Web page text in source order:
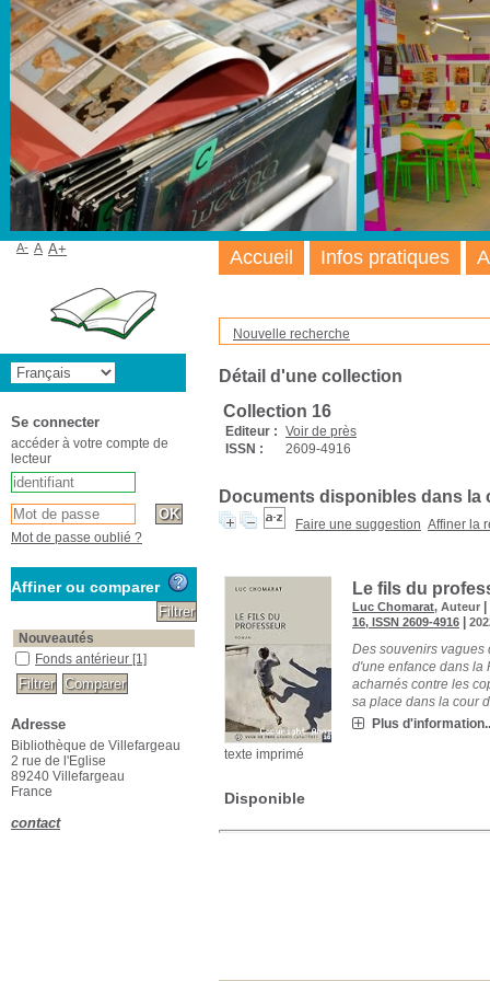
Nouvelle recherche
Détail d'une collection
Collection 16
Editeur : Voir de près
ISSN :
2609-4916
Documents disponibles dans la
Faire une suggestion Affiner la
texte imprimé
Le fils du
Luc Chomarat, Auteur
16, ISSN 2609-4916 |
Des souvenirs vagues
d'une enfance dans la
acharnés contre les
sa place dans la cour
Plus
Disponible
Accueil Infos pratiques
A- A A+
Se connecter
accéder à votre compte de
lecteur
Mot de passe oublié ?
Affiner ou comparer
Nouveautés
Fonds antérieur [1]
Adresse
Bibliothèque de Villefargeau
2 rue de l'Eglise
89240 Villefargeau
France
contact